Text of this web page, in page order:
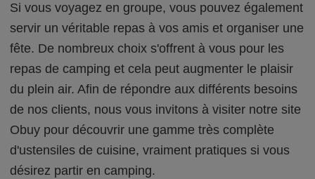
Si vous voyagez en groupe, vous pouvez également
servir un véritable repas à vos amis et organiser une
fête. De nombreux choix s'offrent à vous pour les
repas de camping et cela peut augmenter le plaisir
du plein air. Afin de répondre aux différents besoins
de nos clients, nous vous invitons à visiter notre site
Obuy pour découvrir une gamme très complète
d'ustensiles de cuisine, vraiment pratiques si vous
désirez partir en camping.